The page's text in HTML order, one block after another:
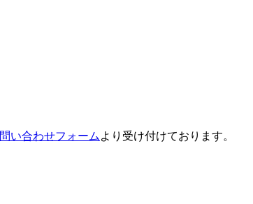
問い合わせフォームより受け付けております。